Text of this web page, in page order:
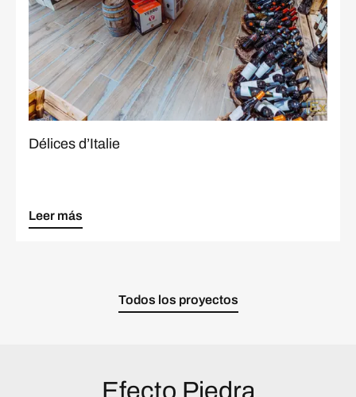
Délices d’Italie
Leer más
Todos los proyectos
Efecto Piedra